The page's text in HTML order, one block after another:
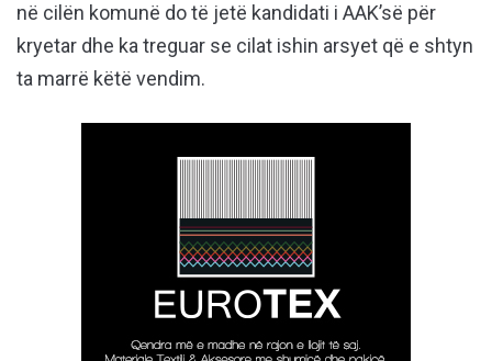
në cilën komunë do të jetë kandidati i AAK’së për
kryetar dhe ka treguar se cilat ishin arsyet që e shtyn
ta marrë këtë vendim.